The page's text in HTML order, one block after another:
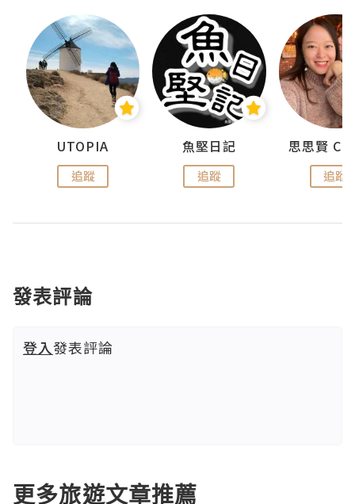
UTOPIA
追蹤
魚堅日記
追蹤 追蹤
發表評論
登入發表評論
更多旅遊文章推薦